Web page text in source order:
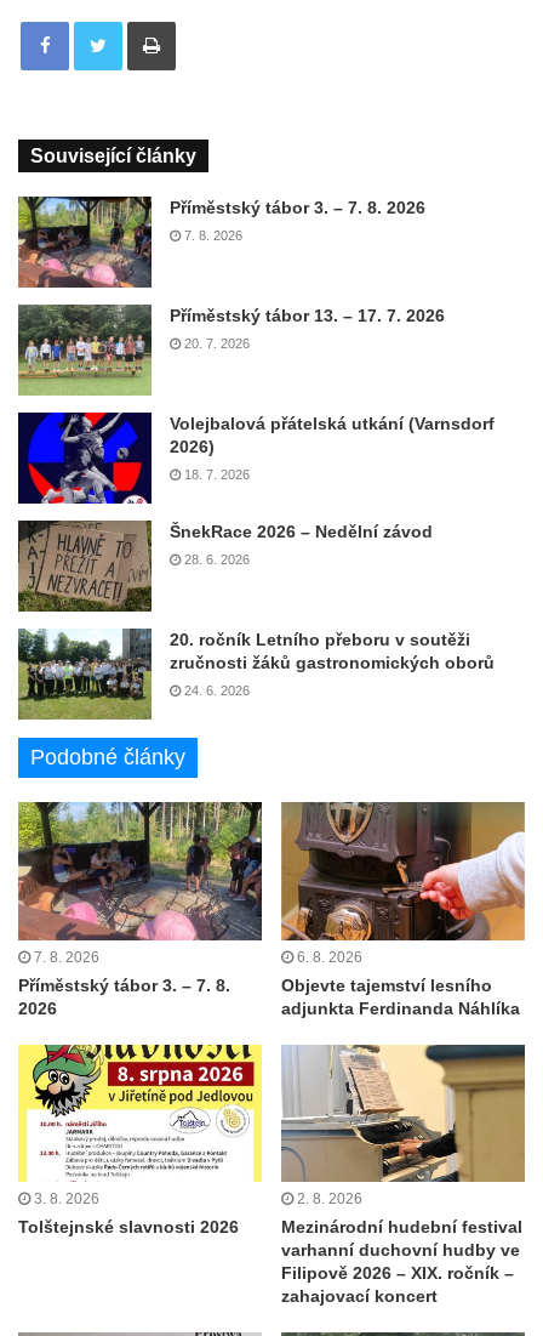
Tisknout
Související články
Příměstský tábor 3. – 7. 8. 2026
7. 8. 2026
Příměstský tábor 13. – 17. 7. 2026
20. 7. 2026
Volejbalová přátelská utkání (Varnsdorf
2026)
18. 7. 2026
ŠnekRace 2026 – Nedělní závod
28. 6. 2026
20. ročník Letního přeboru v soutěži
zručnosti žáků gastronomických oborů
24. 6. 2026
Podobné články
7. 8. 2026
Příměstský tábor 3. – 7. 8.
2026
6. 8. 2026
Objevte tajemství lesního
adjunkta Ferdinanda Náhlíka
3. 8. 2026
Tolštejnské slavnosti 2026
2. 8. 2026
Mezinárodní hudební festival
varhanní duchovní hudby ve
Filipově 2026 – XIX. ročník –
zahajovací koncert